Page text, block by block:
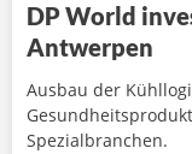
DP World
Antwerpen
Ausbau der
Spezialbranchen.